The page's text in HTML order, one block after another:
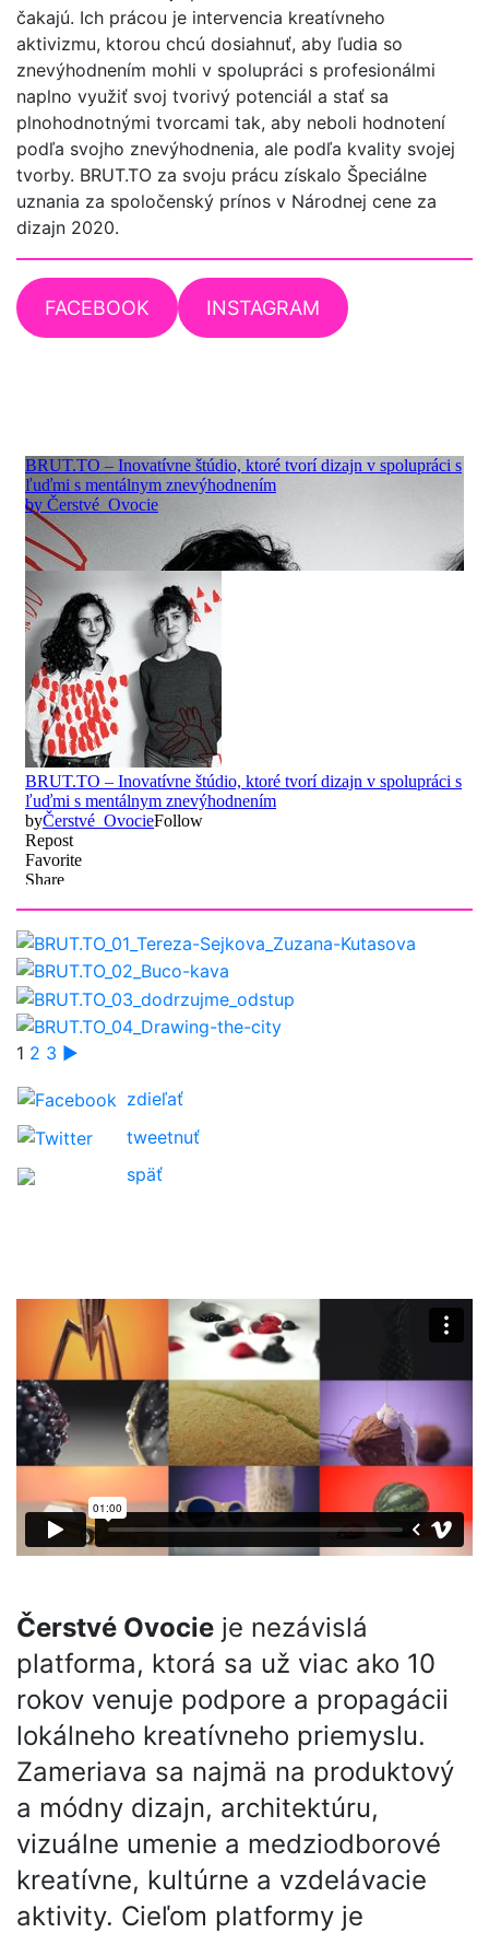
čakajú. Ich prácou je intervencia kreatívneho
aktivizmu, ktorou chcú dosiahnuť, aby ľudia so
znevýhodnením mohli v spolupráci s profesionálmi
naplno využiť svoj tvorivý potenciál a stať sa
plnohodnotnými tvorcami tak, aby neboli hodnotení
podľa svojho znevýhodnenia, ale podľa kvality svojej
tvorby. BRUT.TO za svoju prácu získalo Špeciálne
uznania za spoločenský prínos v Národnej cene za
dizajn 2020.
FACEBOOK INSTAGRAM
1 2 3 ►
zdieľať
tweetnuť
späť
Čerstvé Ovocie je nezávislá
platforma, ktorá sa už viac ako 10
rokov venuje podpore a propagácii
lokálneho kreatívneho priemyslu.
Zameriava sa najmä na produktový
a módny dizajn, architektúru,
vizuálne umenie a medziodborové
kreatívne, kultúrne a vzdelávacie
aktivity. Cieľom platformy je